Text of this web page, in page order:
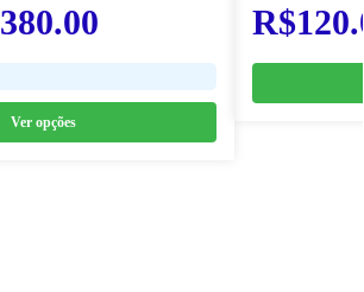
380.00
Ver opções
R$